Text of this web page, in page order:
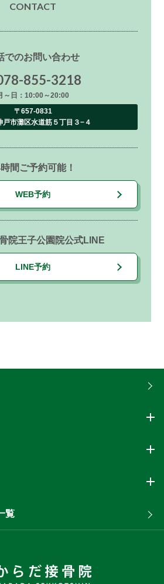
CONTACT
でのお問い合わせ
855-3218
～日：10:00～20:00
〒657-0831
戸市灘区水道筋５丁目３−４
間ご予約可能！
WEB予約
院王子公園院公式LINE
LINE予約
覧